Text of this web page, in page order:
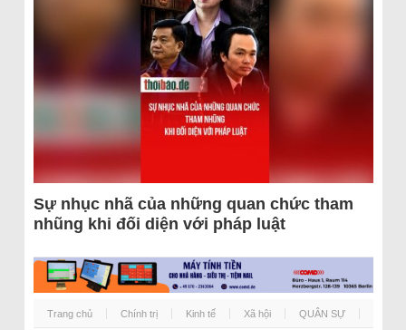
Sự nhục nhã của những quan chức tham
nhũng khi đối diện với pháp luật
Trang chủ Chính trị Kinh tế Xã hội QUÂN SỰ